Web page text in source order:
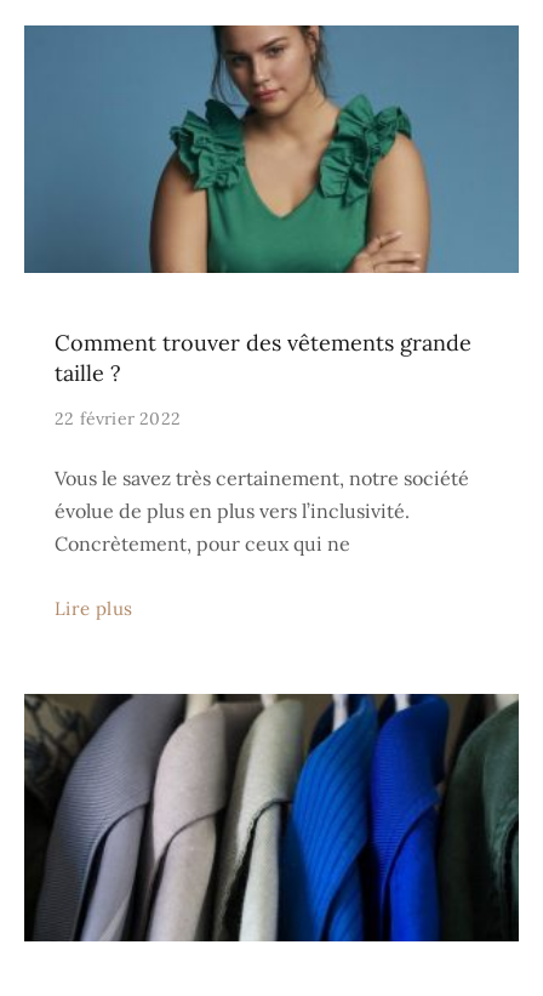
Comment trouver des vêtements grande
taille ?
22 février 2022
Vous le savez très certainement, notre société
évolue de plus en plus vers l’inclusivité.
Concrètement, pour ceux qui ne
Lire plus